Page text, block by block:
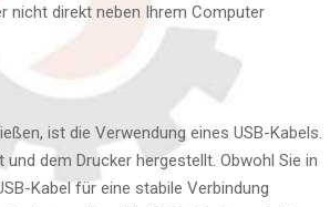
nicht direkt neben Ihrem Computer
ist die Verwendung eines USB-Kabels.
dem Drucker hergestellt. Obwohl Sie in
Kabel für eine stabile Verbindung